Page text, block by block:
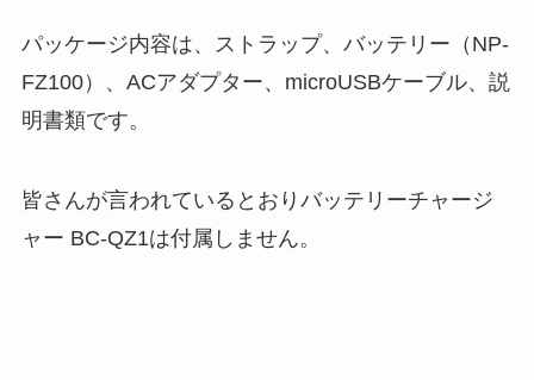
パッケージ内容は、ストラップ、バッテリー（NP-
FZ100）、ACアダプター、microUSBケーブル、説
明書類です。
皆さんが言われているとおりバッテリーチャージ
ャー BC-QZ1は付属しません。